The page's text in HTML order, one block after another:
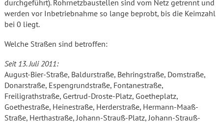
durchgeführt). Rohrnetzbaustellen sind vom Netz getrennt und
werden vor Inbetriebnahme so lange beprobt, bis die Keimzahl
bei 0 liegt.
Welche Straßen sind betroffen:
Seit 13. Juli 2011:
August-Bier-Straße, Baldurstraße, Behringstraße, Domstraße,
Donarstraße, Espengrundstraße, Fontanestraße,
Freiligrathstraße, Gertrud-Droste-Platz, Goetheplatz,
Goethestraße, Heinestraße, Herderstraße, Hermann-Maaß-
Straße, Herthastraße, Johann-Strauß-Platz, Johann-Strauß-